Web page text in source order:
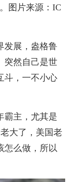
图片来源：IC
发展，盎格鲁
突然自己是世
斗，一不小心
霸主，尤其是
大了，美国老
怎么做，所以